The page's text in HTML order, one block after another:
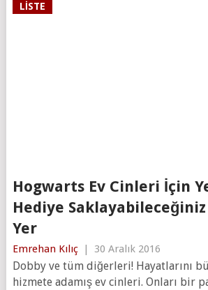
LISTE
Hogwarts Ev Cinleri İçin
Hediye
Yer
Emrehan Kılıç 30 Aralık 2016
Dobby ve tüm diğerleri! Hayatlarını
hizmete adamış ev cinleri. Onları bir